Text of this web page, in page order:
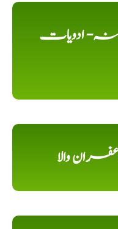
ادویات
والا